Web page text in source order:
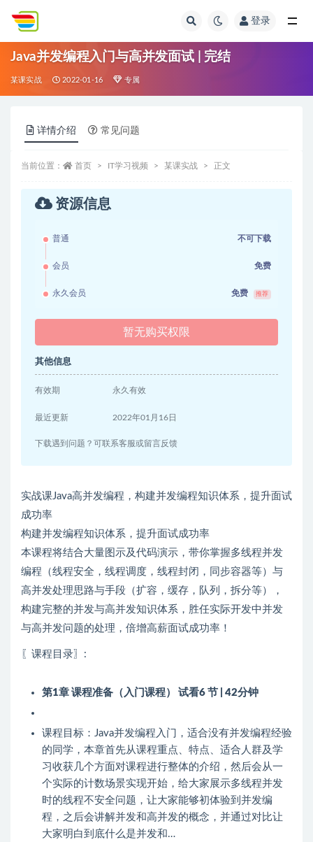
登录
Java并发编程入门与高并发面试 | 完结
某课实战 2022-01-16 专属
详情介绍 常见问题
当前位置： 首页 IT学习视频 某课实战 正文
资源信息
普通 不可下载
会员 免费
永久会员 免费 推荐
暂无购买权限
其他信息
有效期 永久有效
最近更新 2022年01月16日
下载遇到问题？可联系客服或留言反馈
实战课Java高并发编程，构建并发编程知识体系，提升面试
成功率
构建并发编程知识体系，提升面试成功率
本课程将结合大量图示及代码演示，带你掌握多线程并发
编程（线程安全，线程调度，线程封闭，同步容器等）与
高并发处理思路与手段（扩容，缓存，队列，拆分等），
构建完整的并发与高并发知识体系，胜任实际开发中并发
与高并发问题的处理，倍增高薪面试成功率！
〖课程目录〗:
第1章 课程准备（入门课程） 试看6 节 | 42分钟
课程目标：Java并发编程入门，适合没有并发编程经验
的同学，本章首先从课程重点、特点、适合人群及学
习收获几个方面对课程进行整体的介绍，然后会从一
个实际的计数场景实现开始，给大家展示多线程并发
时的线程不安全问题，让大家能够初体验到并发编
程，之后会讲解并发和高并发的概念，并通过对比让
大家明白到底什么是并发和…